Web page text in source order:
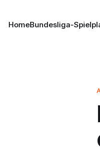
HomeBundesliga-